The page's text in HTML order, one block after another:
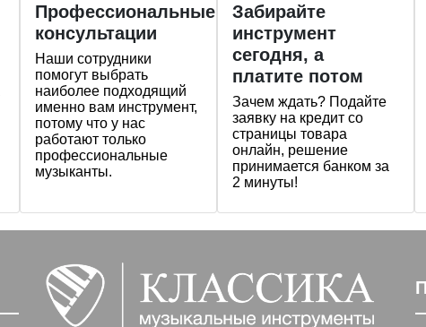
Профессиональные
консультации
Наши сотрудники
помогут выбрать
наиболее подходящий
именно вам инструмент,
потому что у нас
работают только
профессиональные
музыканты.
Забирайте
инструмент
сегодня, а
платите потом
Зачем ждать? Подайте
заявку на кредит со
страницы товара
онлайн, решение
принимается банком за
2 минуты!